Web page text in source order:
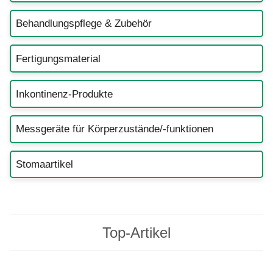
Behandlungspflege & Zubehör
Fertigungsmaterial
Inkontinenz-Produkte
Messgeräte für Körperzustände/-funktionen
Stomaartikel
Top-Artikel